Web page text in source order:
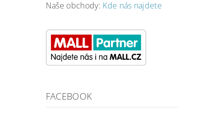
Naše obchody: Kde nás najdete
FACEBOOK